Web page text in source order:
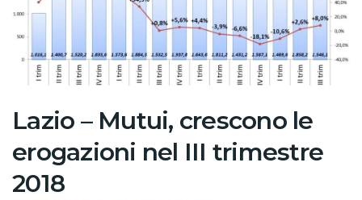
Lazio – Mutui, crescono le
erogazioni nel III trimestre
2018